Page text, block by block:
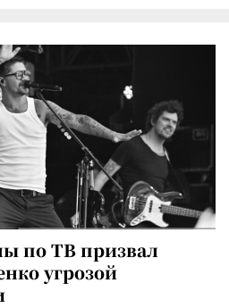
по ТВ призвал
угрозой